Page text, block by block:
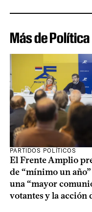
Más de Política
PARTIDOS POLÍTICOS
El Frente Amplio
de “mínimo un
una “mayor
votantes y la acción